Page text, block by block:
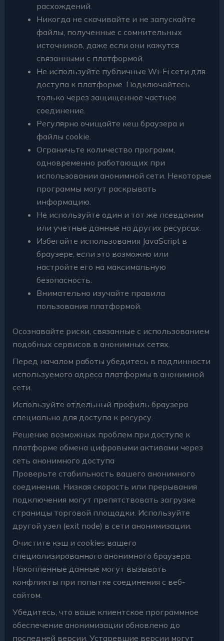
расхождений.
Никогда не скачивайте и не запускайте
файлы, полученные с сомнительных
источников, даже если они кажутся
связанными с платформой.
Не используйте публичные Wi-Fi сети для
доступа к платформе. Подключайтесь
только через защищенное частное
соединение.
Регулярно очищайте кеш браузера и
файлы cookie.
Ограничьте количество программ,
одновременно работающих при
использовании анонимной сети. Некоторые
программы могут раскрывать
информацию.
Не используйте один и тот же псевдоним
или учетные данные на других ресурсах.
Избегайте использования JavaScript в
браузере, если это возможно или
настройте его на максимальную
безопасность.
Внимательно изучайте правила
пользования платформой.
Осознавайте риски, связанные с использованием
подобных сервисов в анонимных сетях.
Перед началом работы убедитесь в подлинности
используемого адреса платформы в анонимной
сети.
Используйте отдельный профиль браузера
специально для доступа к ресурсу.
Решение возможных проблем при доступе к
платформе обмена цифровыми активами через
сеть анонимного доступа
Проверьте стабильность вашего анонимного
соединения. Низкая скорость или прерывания
подключения могут препятствовать загрузке
страницы торговой площадки. Используйте
другой узел (exit node) в сети анонимизации.
Очистите кэш и cookies вашего
специализированного анонимного браузера.
Накопленные данные могут вызывать
конфликты при попытке соединения с веб-
сайтом.
Убедитесь, что ваше клиентское программное
обеспечение анонимизации обновлено до
последней версии. Устаревшие версии могут